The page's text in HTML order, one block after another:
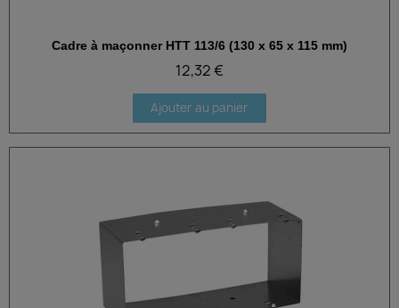
Aperçu rapide
Cadre à maçonner HTT 113/6 (130 x 65 x 115 mm)
12,32 €
Ajouter au panier